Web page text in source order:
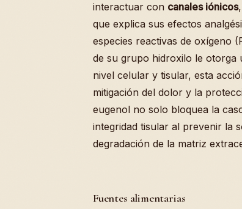
interactuar con canales iónicos
que explica sus efectos
especies reactivas de oxígeno
de su grupo hidroxilo le otorga
nivel celular y tisular, esta
mitigación del dolor y la
eugenol no solo bloquea la
integridad tisular al prevenir la
degradación de la matriz
Fuentes alimentarias